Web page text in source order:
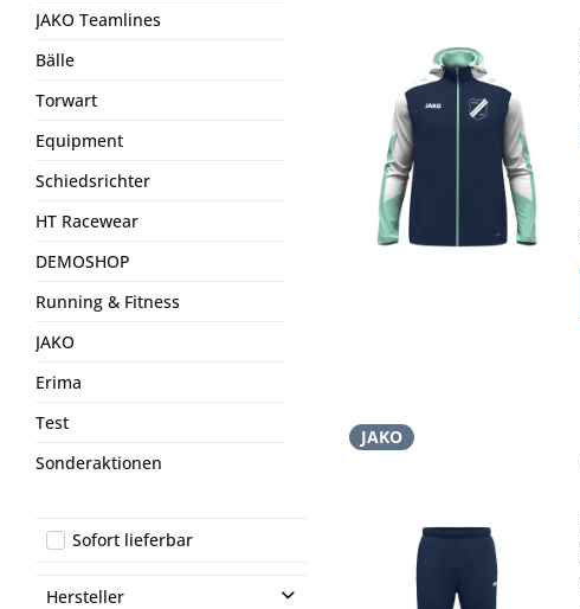
JAKO Teamlines
Bälle
Torwart
Equipment
Schiedsrichter
HT Racewear
DEMOSHOP
Running & Fitness
JAKO
Erima
Test
Sonderaktionen
Sofort lieferbar
Hersteller
JAKO